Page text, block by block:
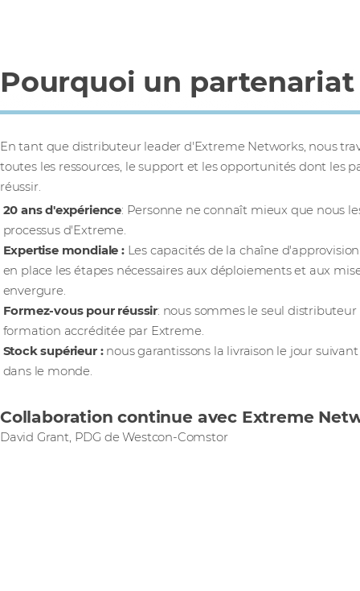
Pourquoi un
En tant que distributeur leader d'Extreme Networks, nous
toutes les ressources, le support et les opportunités dont les
réussir.
20 ans d'expérience: Personne ne connaît mieux que nous
processus d'Extreme.
Expertise mondiale :Les capacités de la chaîne
en place les étapes nécessaires aux déploiements et aux
envergure.
Formez-vous pour réussir: nous sommes le seul
formation accréditée par Extreme.
Stock supérieur :nous garantissons la livraison le jour
dans le monde.
Collaboration continue avec Extreme
David Grant, PDG de Westcon-Comstor